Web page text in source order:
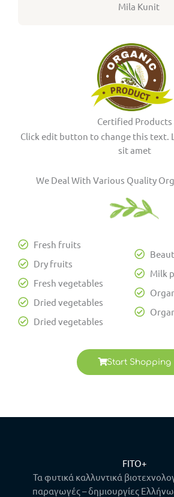
5
Mila Kunit
Certified Products
Click edit button to change this text.
sit amet
We Deal With Various Quality
Fresh fruits
Dry fruits
Fresh vegetables
Dried vegetables
Dried vegetables
Milk
Start Shopping
FITO+
Τα φυτικά καλλυντικά
παραγωγές – δημιουργίες